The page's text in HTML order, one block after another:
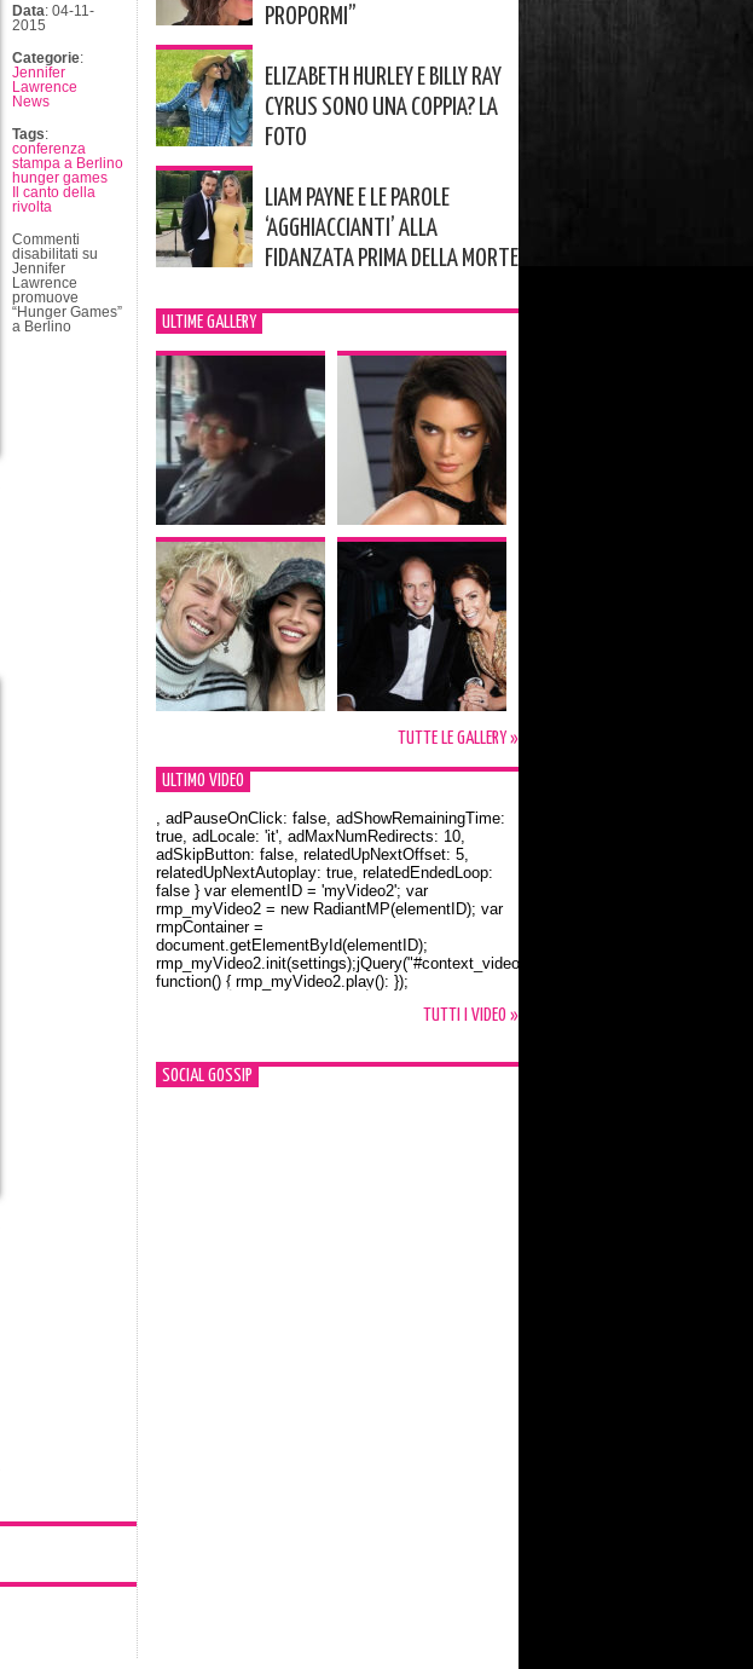
Data: 04-11-
2015
Categorie:
Jennifer
Lawrence
News
Tags:
conferenza
stampa a Berlino
hunger games
Il canto della
rivolta
Commenti
disabilitati su
Jennifer
Lawrence
promuove
“Hunger Games”
a Berlino
PROPORMI”
ELIZABETH HURLEY E BILLY RAY
CYRUS SONO UNA COPPIA? LA
FOTO
LIAM PAYNE E LE PAROLE
‘AGGHIACCIANTI’ ALLA
FIDANZATA PRIMA DELLA MORTE
ULTIME GALLERY
TUTTE LE GALLERY »
ULTIMO VIDEO
Orlando Bloom e la t-shirt dedicata a Flynn
, adPauseOnClick: false, adShowRemainingTime:
true, adLocale: 'it', adMaxNumRedirects: 10,
adSkipButton: false, relatedUpNextOffset: 5,
relatedUpNextAutoplay: true, relatedEndedLoop:
false } var elementID = 'myVideo2'; var
rmp_myVideo2 = new RadiantMP(elementID); var
rmpContainer =
document.getElementById(elementID);
rmp_myVideo2.init(settings);jQuery("#context_video2").one("mouseover",
function() { rmp_myVideo2.play(); });
TUTTI I VIDEO »
SOCIAL GOSSIP